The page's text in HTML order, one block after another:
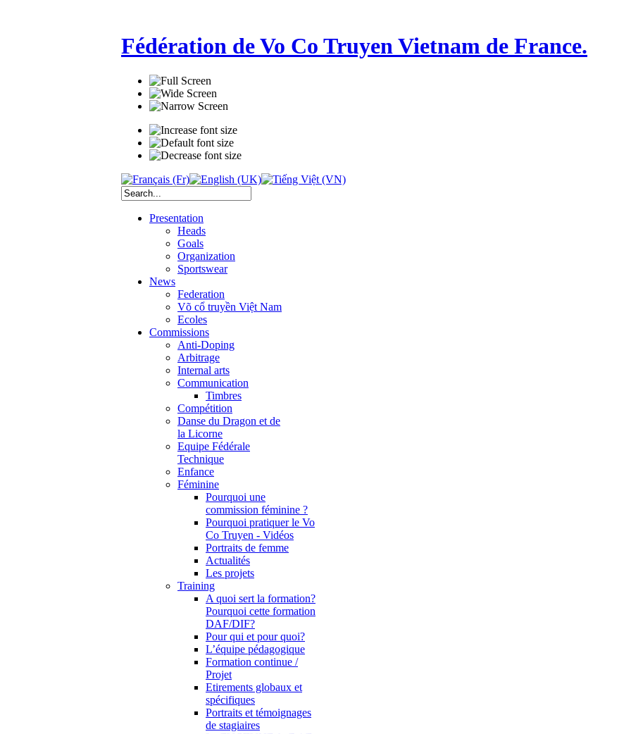
Fédération de Vo Co Truyen Vietnam de France.
Presentation
Heads
Goals
Organization
Sportswear
News
Federation
Võ cổ truyền Việt Nam
Ecoles
Commissions
Anti-Doping
Arbitrage
Internal arts
Communication
Timbres
Compétition
Danse du Dragon et de
la Licorne
Equipe Fédérale
Technique
Enfance
Féminine
Pourquoi une
commission féminine ?
Pourquoi pratiquer le Vo
Co Truyen - Vidéos
Portraits de femme
Actualités
Les projets
Training
A quoi sert la formation?
Pourquoi cette formation
DAF/DIF?
Pour qui et pour quoi?
L’équipe pédagogique
Formation continue /
Projet
Etirements globaux et
spécifiques
Portraits et témoignages
de stagiaires